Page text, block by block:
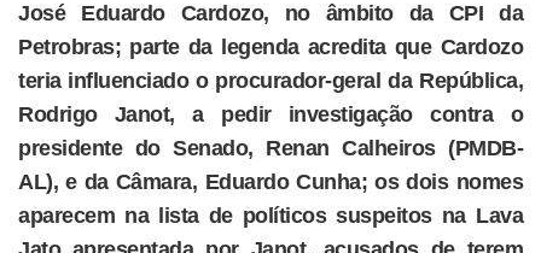
José Eduardo Cardozo, no âmbito da CPI da
Petrobras; parte da legenda acredita que Cardozo
teria influenciado o procurador-geral da República,
Rodrigo Janot, a pedir investigação contra o
presidente do Senado, Renan Calheiros (PMDB-
AL), e da Câmara, Eduardo Cunha; os dois nomes
aparecem na lista de políticos suspeitos na Lava